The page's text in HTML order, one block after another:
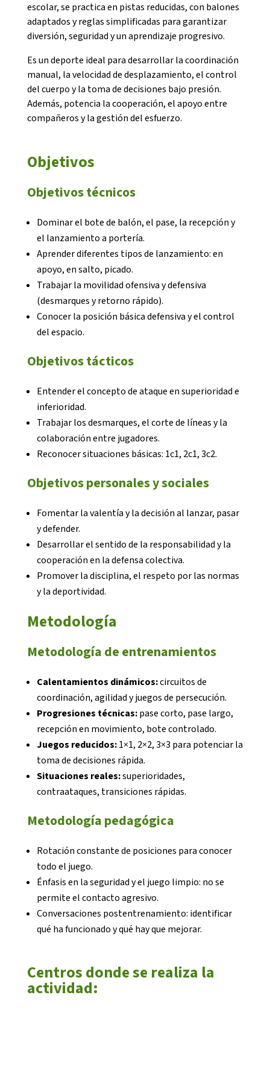
escolar, se practica en pistas reducidas, con balones
adaptados y reglas simplificadas para garantizar
diversión, seguridad y un aprendizaje progresivo.
Es un deporte ideal para desarrollar la coordinación
manual, la velocidad de desplazamiento, el control
del cuerpo y la toma de decisiones bajo presión.
Además, potencia la cooperación, el apoyo entre
compañeros y la gestión del esfuerzo.
Objetivos
Objetivos técnicos
Dominar el bote de balón, el pase, la recepción y
el lanzamiento a portería.
Aprender diferentes tipos de lanzamiento: en
apoyo, en salto, picado.
Trabajar la movilidad ofensiva y defensiva
(desmarques y retorno rápido).
Conocer la posición básica defensiva y el control
del espacio.
Objetivos tácticos
Entender el concepto de ataque en superioridad e
inferioridad.
Trabajar los desmarques, el corte de líneas y la
colaboración entre jugadores.
Reconocer situaciones básicas: 1c1, 2c1, 3c2.
Objetivos personales y sociales
Fomentar la valentía y la decisión al lanzar, pasar
y defender.
Desarrollar el sentido de la responsabilidad y la
cooperación en la defensa colectiva.
Promover la disciplina, el respeto por las normas
y la deportividad.
Metodología
Metodología de entrenamientos
Calentamientos dinámicos:circuitos de
coordinación, agilidad y juegos de persecución.
Progresiones técnicas:pase corto, pase largo,
recepción en movimiento, bote controlado.
Juegos reducidos:1×1, 2×2, 3×3 para potenciar la
toma de decisiones rápida.
Situaciones reales:superioridades,
contraataques, transiciones rápidas.
Metodología pedagógica
Rotación constante de posiciones para conocer
todo el juego.
Énfasis en la seguridad y el juego limpio: no se
permite el contacto agresivo.
Conversaciones postentrenamiento: identificar
qué ha funcionado y qué hay que mejorar.
Centros donde se realiza la
actividad:
CONEIX FUNDESPLAI
La Fundació
Missió i valors
Proposta educativa
ACTUALITAT
Notícies
Butlletins
Fundesplai als mitjans
Xarxes socials
COL·LABORA
Fes voluntariat
Fes un donatiu